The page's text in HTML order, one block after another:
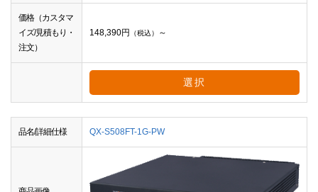
価格（カスタマ
イズ/見積もり・
注文）
148,390円 （税込） ～
選択
品名/詳細仕様 QX-S508FT-1G-PW